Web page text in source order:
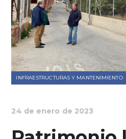
INFRAESTRUCTURAS Y MANTENIMIENTO
24 de enero de 2023